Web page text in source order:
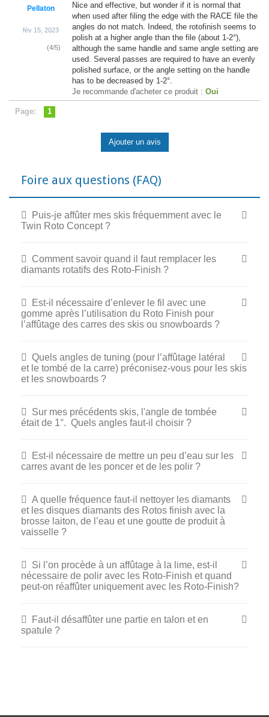
Pellaton
fév 15, 2023
(4/5)
Nice and effective, but wonder if it is normal that
when used after filing the edge with the RACE file the
angles do not match. Indeed, the rotofinish seems to
polish at a higher angle than the file (about 1-2°),
although the same handle and same angle setting are
used. Several passes are required to have an evenly
polished surface, or the angle setting on the handle
has to be decreased by 1-2°.
Je recommande d'acheter ce produit : Oui
Page: 1
Foire aux questions (FAQ)
Puis-je affûter mes skis fréquemment avec le
Twin Roto Concept ?
Comment savoir quand il faut remplacer les
diamants rotatifs des Roto-Finish ?
Est-il nécessaire d’enlever le fil avec une
gomme après l’utilisation du Roto Finish pour
l’affûtage des carres des skis ou snowboards ?
Quels angles de tuning (pour l’affûtage latéral
et le tombé de la carre) préconisez-vous pour les skis
et les snowboards ?
Sur mes précédents skis, l'angle de tombée
était de 1°. Quels angles faut-il choisir ?
Est-il nécessaire de mettre un peu d’eau sur les
carres avant de les poncer et de les polir ?
A quelle fréquence faut-il nettoyer les diamants
et les disques diamants des Rotos finish avec la
brosse laiton, de l’eau et une goutte de produit à
vaisselle ?
Si l’on procède à un affûtage à la lime, est-il
nécessaire de polir avec les Roto-Finish et quand
peut-on réaffûter uniquement avec les Roto-Finish?
Faut-il désaffûter une partie en talon et en
spatule ?